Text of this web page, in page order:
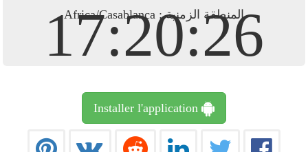
المنطقة الزمنية : Africa/Casablanca
17:20:27
Installer l'application